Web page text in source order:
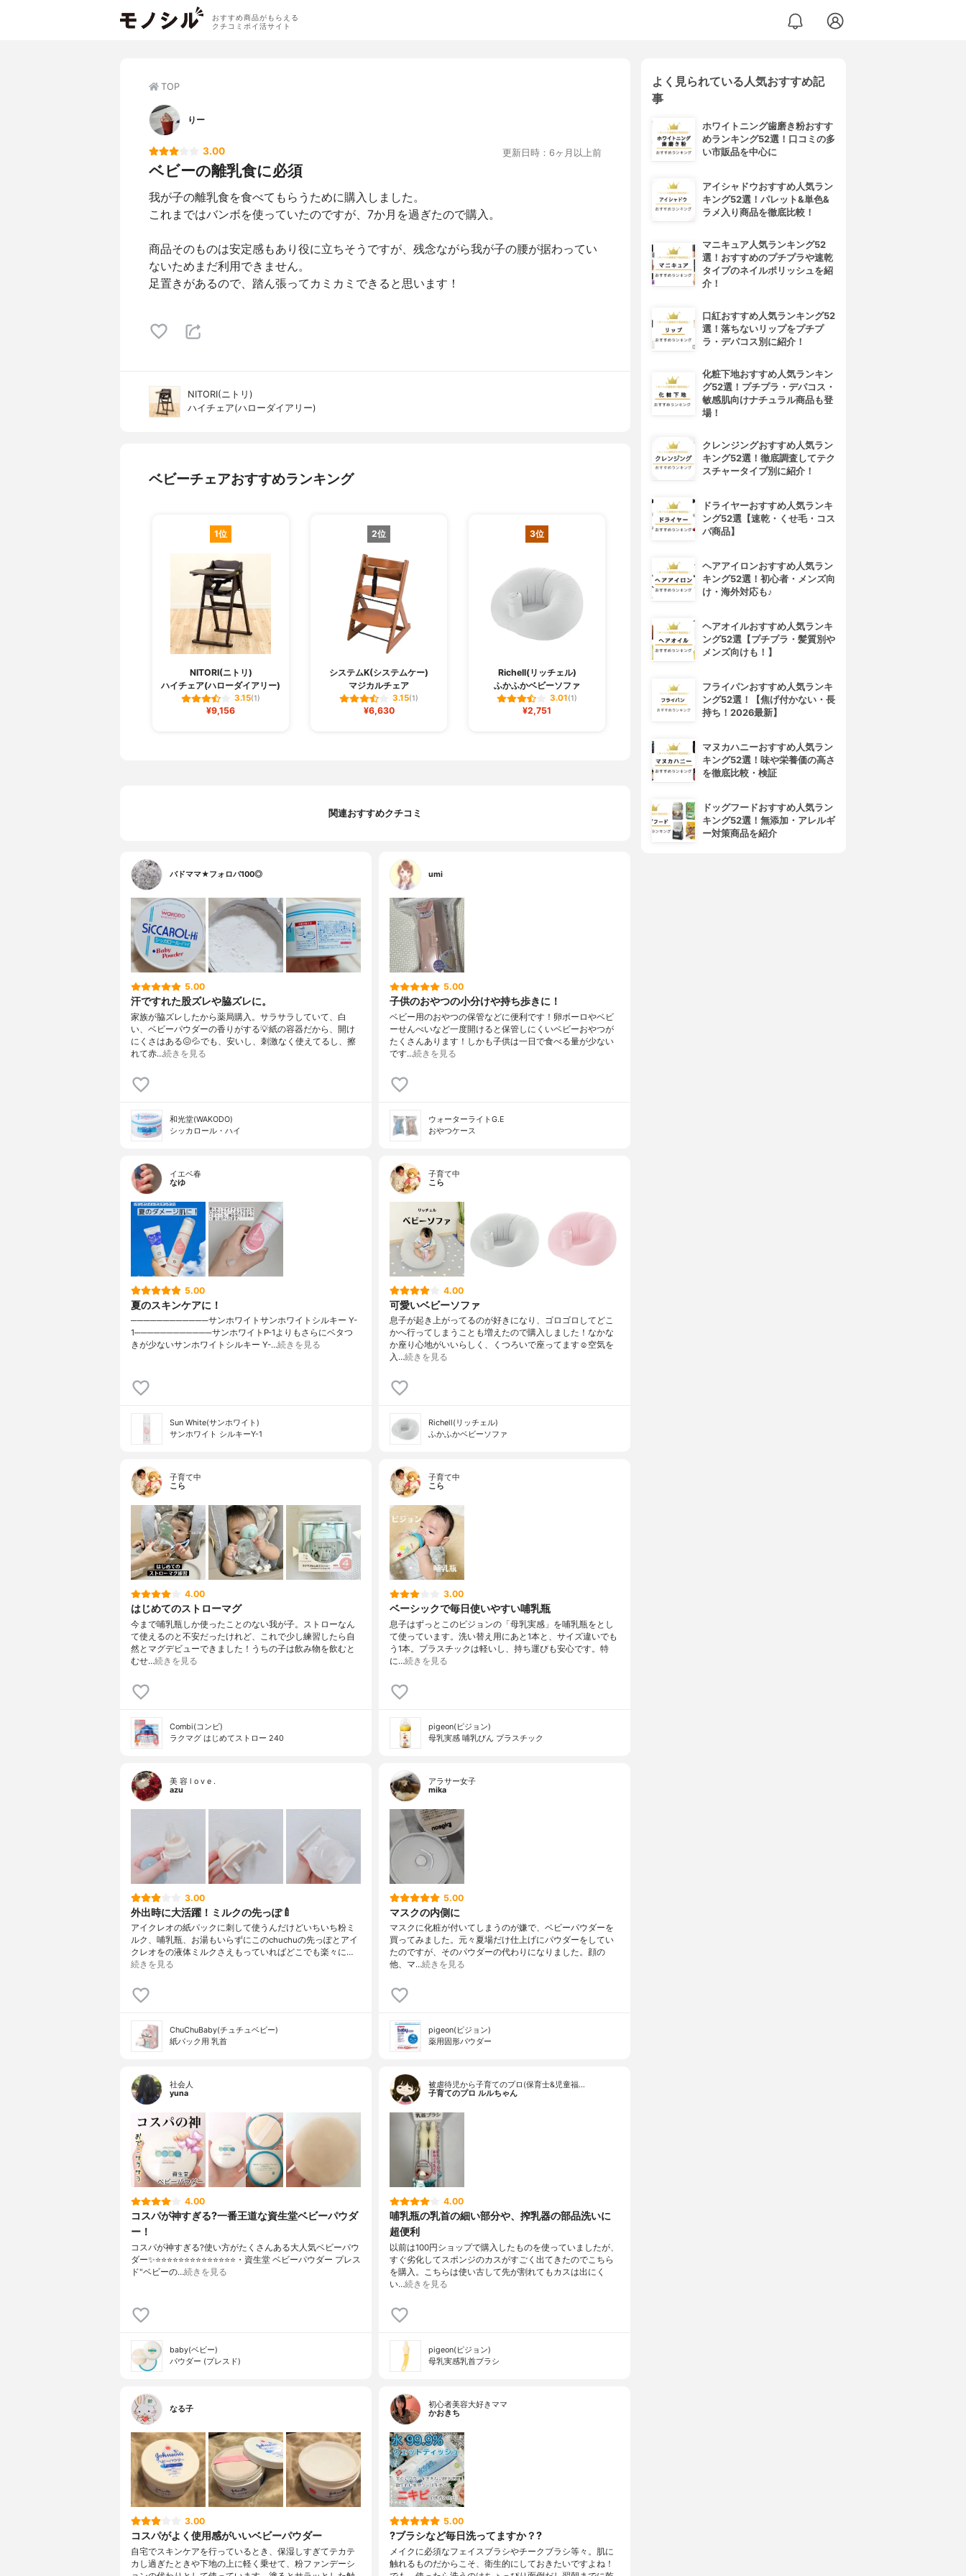
おすすめ商品がもらえる
クチコミポイ活サイト
TOP
りー
3.00 更新日時：6ヶ月以上前
ベビーの離乳食に必須
我が子の離乳食を食べてもらうために購入しました。
これまではバンボを使っていたのですが、7か月を過ぎたので購入。
商品そのものは安定感もあり役に立ちそうですが、残念ながら我が子の腰が据わってい
ないためまだ利用できません。
足置きがあるので、踏ん張ってカミカミできると思います！
NITORI(ニトリ)
ハイチェア(ハローダイアリー)
ベビーチェアおすすめランキング
1位
NITORI(ニトリ)
ハイチェア(ハローダイアリー)
3.15(1)
¥9,156
2位
システムK(システムケー)
マジカルチェア
3.15(1)
¥6,630
3位
Richell(リッチェル)
ふかふかベビーソファ
3.01(1)
¥2,751
関連おすすめクチコミ
バドママ★フォロバ100◎
5.00
汗ですれた股ズレや脇ズレに。
家族が脇ズレしたから薬局購入。サラサラしていて、白
い、ベビーパウダーの香りがする💡紙の容器だから、開け
にくさはある😖💦でも、安いし、刺激なく使えてるし、擦
れて赤…続きを見る
和光堂(WAKODO)
シッカロール・ハイ
umi
5.00
子供のおやつの小分けや持ち歩きに！
ベビー用のおやつの保管などに便利です！卵ボーロやベビ
ーせんべいなど一度開けると保管しにくいベビーおやつが
たくさんあります！しかも子供は一日で食べる量が少ない
です…続きを見る
ウォーターライトG.E
おやつケース
イエベ春
なゆ
5.00
夏のスキンケアに！
────────────サンホワイトサンホワイトシルキー Y-
1────────────サンホワイトP-1よりもさらにベタつ
きが少ないサンホワイトシルキー Y-…続きを見る
Sun White(サンホワイト)
サンホワイト シルキーY-1
子育て中
こら
4.00
可愛いベビーソファ
息子が起き上がってるのが好きになり、ゴロゴロしてどこ
かへ行ってしまうことも増えたので購入しました！なかな
か座り心地がいいらしく、くつろいで座ってます☺️空気を
入…続きを見る
Richell(リッチェル)
ふかふかベビーソファ
子育て中
こら
4.00
はじめてのストローマグ
今まで哺乳瓶しか使ったことのない我が子。ストローなん
て使えるのと不安だったけれど、これで少し練習したら自
然とマグデビューできました！うちの子は飲み物を飲むと
むせ…続きを見る
Combi(コンビ)
ラクマグ はじめてストロー 240
子育て中
こら
3.00
ベーシックで毎日使いやすい哺乳瓶
息子はずっとこのピジョンの「母乳実感」を哺乳瓶をとし
て使っています。洗い替え用にあと1本と、サイズ違いでも
う1本。プラスチックは軽いし、持ち運びも安心です。特
に…続きを見る
pigeon(ピジョン)
母乳実感 哺乳びん プラスチック
美 容 l o v e .
azu
3.00
外出時に大活躍！ミルクの先っぽ🍼
アイクレオの紙パックに刺して使うんだけどいちいち粉ミ
ルク、哺乳瓶、お湯もいらずにこのchuchuの先っぽとアイ
クレオをの液体ミルクさえもっていればどこでも楽々に…
続きを見る
ChuChuBaby(チュチュベビー)
紙パック用 乳首
アラサー女子
mika
5.00
マスクの内側に
マスクに化粧が付いてしまうのが嫌で、ベビーパウダーを
買ってみました。元々夏場だけ仕上げにパウダーをしてい
たのですが、そのパウダーの代わりになりました。顔の
他、マ…続きを見る
pigeon(ピジョン)
薬用固形パウダー
社会人
yuna
4.00
コスパが神すぎる?一番王道な資生堂ベビーパウダ
ー！
コスパが神すぎる?使い方がたくさんある大人気ベビーパウ
ダー✨⭐️⭐️⭐️⭐️⭐️⭐️⭐️⭐️⭐️⭐️⭐️⭐️⭐️⭐️・資生堂 ベビーパウダー プレス
ド"ベビーの…続きを見る
baby(ベビー)
パウダー (プレスド)
被虐待児から子育てのプロ(保育士&児童福…
子育てのプロ ルルちゃん
4.00
哺乳瓶の乳首の細い部分や、搾乳器の部品洗いに
超便利
以前は100円ショップで購入したものを使っていましたが、
すぐ劣化してスポンジのカスがすごく出てきたのでこちら
を購入。こちらは使い古して先が割れてもカスは出にく
い…続きを見る
pigeon(ピジョン)
母乳実感乳首ブラシ
なる子
3.00
コスパがよく使用感がいいベビーパウダー
自宅でスキンケアを行っているとき、保湿しすぎてテカテ
カし過ぎたときや下地の上に軽く乗せて、粉ファンデーシ
初心者美容大好きママ
かおきち
5.00
?ブラシなど毎日洗ってますか？?
メイクに必須なフェイスブラシやチークブラシ等々。肌に
触れるものだからこそ、衛生的にしておきたいですよね！
よく見られている人気おすすめ記
事
ホワイトニング歯磨き粉おすす
めランキング52選！口コミの多
い市販品を中心に
アイシャドウおすすめ人気ラン
キング52選！パレット&単色&
ラメ入り商品を徹底比較！
マニキュア人気ランキング52
選！おすすめのプチプラや速乾
タイプのネイルポリッシュを紹
介！
口紅おすすめ人気ランキング52
選！落ちないリップをプチプ
ラ・デパコス別に紹介！
化粧下地おすすめ人気ランキン
グ52選！プチプラ・デパコス・
敏感肌向けナチュラル商品も登
場！
クレンジングおすすめ人気ラン
キング52選！徹底調査してテク
スチャータイプ別に紹介！
ドライヤーおすすめ人気ランキ
ング52選【速乾・くせ毛・コス
パ商品】
ヘアアイロンおすすめ人気ラン
キング52選！初心者・メンズ向
け・海外対応も♪
ヘアオイルおすすめ人気ランキ
ング52選【プチプラ・髪質別や
メンズ向けも！】
フライパンおすすめ人気ランキ
ング52選！【焦げ付かない・長
持ち！2026最新】
マヌカハニーおすすめ人気ラン
キング52選！味や栄養価の高さ
を徹底比較・検証
ドッグフードおすすめ人気ラン
キング52選！無添加・アレルギ
ー対策商品を紹介